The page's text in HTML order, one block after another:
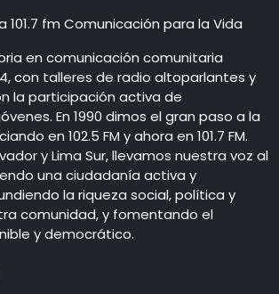
101.7 fm Comunicación para la Vida
en comunicación comunitaria
con talleres de radio altoparlantes y
la participación activa de
En 1990 dimos el gran paso a la
en 102.5 FM y ahora en 101.7 FM.
y Lima Sur, llevamos nuestra voz al
una ciudadanía activa y
la riqueza social, política y
comunidad, y fomentando el
y democrático.